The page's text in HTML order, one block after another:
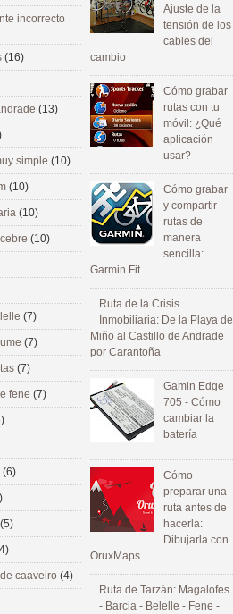
Ajuste de la
tensión de los
cables del
cambio
Cómo grabar
rutas con tu
móvil: ¿Qué
aplicación
usar?
Cómo grabar
y compartir
rutas de
manera
sencilla:
Garmin Fit
Ruta de la Crisis
Inmobiliaria: De la Playa de
Miño al Castillo de Andrade
por Carantoña
Gamin Edge
705 - Cómo
cambiar la
batería
Cómo
preparar una
ruta antes de
hacerla:
Dibujarla con
OruxMaps
Ruta de Tarzán: Magalofes
- Barcia - Belelle - Fene -
incorrecto
(16)
(13)
simple (10)
(10)
(10)
(10)
(7)
(7)
(7)
fene (7)
(6)
(5)
caaveiro (4)